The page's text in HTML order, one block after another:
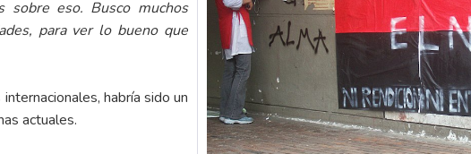
sobre eso. Busco muchos
para ver lo bueno que
habría sido un
actuales.